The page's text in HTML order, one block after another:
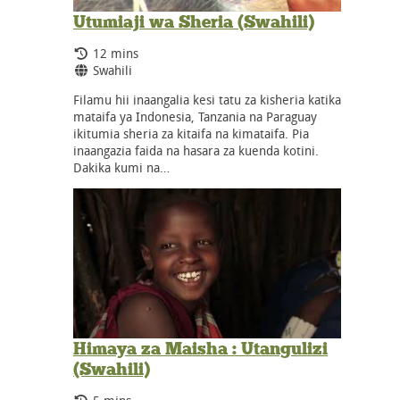
Utumiaji wa Sheria (Swahili)
Running Time:
12 mins
Language:
Swahili
Filamu hii inaangalia kesi tatu za kisheria katika
mataifa ya Indonesia, Tanzania na Paraguay
ikitumia sheria za kitaifa na kimataifa. Pia
inaangazia faida na hasara za kuenda kotini.
Dakika kumi na…
Himaya za Maisha : Utangulizi
(Swahili)